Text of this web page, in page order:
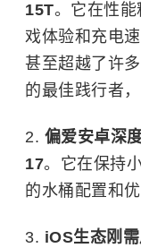
15T。它在性
戏体验和充电
甚至超越了许
的最佳践行者
2. 偏爱安卓深
17。它在保持
的水桶配置和
3. iOS生态刚